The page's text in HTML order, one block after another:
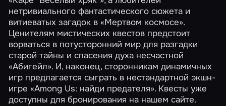
нетривиального фантастического сюжета и
витиеватых загадок в«Мертвом космосе».
Ценителям мистических квестов предстоит
ворваться в потусторонний мир для разгадки
старой тайны и спасения духа несчастной
«Абигейл». И, наконец, сторонникам динамичных
игр предлагается сыграть в нестандартной экшн-
игре«Among Us: найди предателя». Квесты уже
доступны для бронирования на нашем сайте.